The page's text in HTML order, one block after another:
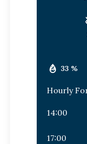
33 %
Hourly
14:00
17:00